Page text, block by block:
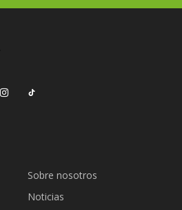
Sobre nosotros
Noticias